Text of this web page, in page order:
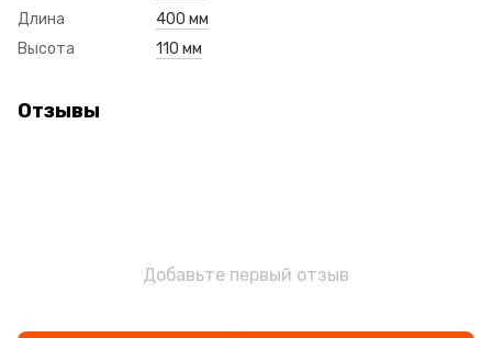
Длина
400 мм
Высота
110 мм
Отзывы
Добавьте первый отзыв